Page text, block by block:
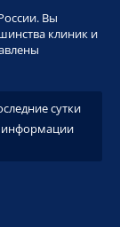
Вы
клиник и
сутки
информации